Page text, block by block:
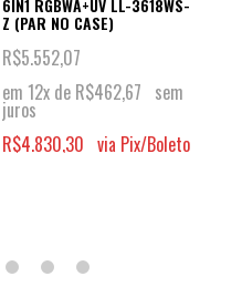
6IN1 RGBWA+UV LL-3618WS-
Z (PAR NO CASE)
R$5.552,07
em 12x de R$462,67 sem
juros
R$4.830,30 via Pix/Boleto